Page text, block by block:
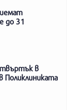
до 31
в
Поликлиниката